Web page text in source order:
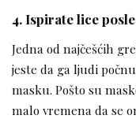
4. Ispirate lice
Jedna od najčešćih
jeste da ga ljudi
masku. Pošto su
malo vremena da se